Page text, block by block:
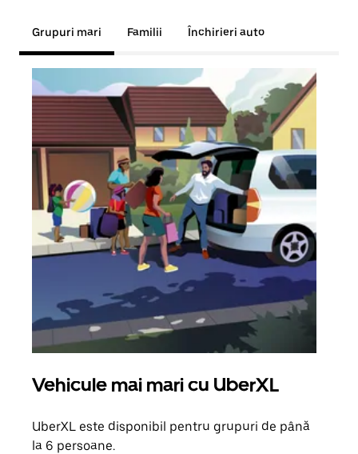
Grupuri mari Familii Închirieri auto
Vehicule mai mari cu UberXL
UberXL este disponibil pentru grupuri de până
la 6 persoane.